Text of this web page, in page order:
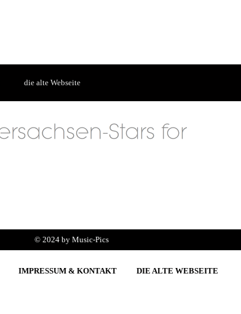
die alte Webseite
© 2024 by Music-Pics
IMPRESSUM & KONTAKT DIE ALTE WEBSEITE